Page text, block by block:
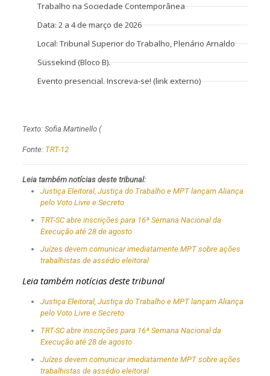
Trabalho na Sociedade Contemporânea
Data: 2 a 4 de março de 2026
Local: Tribunal Superior do Trabalho, Plenário Arnaldo
Süssekind (Bloco B).
Evento presencial.Inscreva-se! (link externo)
Texto: Sofia Martinello (
Fonte: TRT-12
Leia também notícias deste tribunal:
Justiça Eleitoral, Justiça do Trabalho e MPT lançam Aliança
pelo Voto Livre e Secreto
TRT-SC abre inscrições para 16ª Semana Nacional da
Execução até 28 de agosto
Juízes devem comunicar imediatamente MPT sobre ações
trabalhistas de assédio eleitoral
Leia também notícias deste tribunal
Justiça Eleitoral, Justiça do Trabalho e MPT lançam Aliança
pelo Voto Livre e Secreto
TRT-SC abre inscrições para 16ª Semana Nacional da
Execução até 28 de agosto
Juízes devem comunicar imediatamente MPT sobre ações
trabalhistas de assédio eleitoral